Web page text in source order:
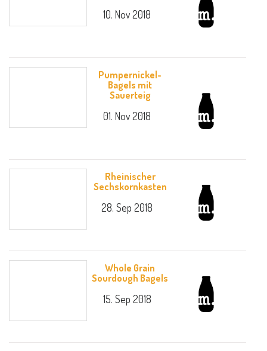
10. Nov 2018
Pumpernickel-
Bagels mit
Sauerteig
01. Nov 2018
Rheinischer
Sechskornkasten
28. Sep 2018
Whole Grain
Sourdough Bagels
15. Sep 2018